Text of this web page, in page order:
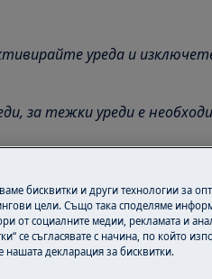
уреда и
за тежки уреди е
обувки.
или непрофесионалният
ако не бъдат направени
за перилен препарат
бисквитки и други технологии за
цели. Също така споделяме
от социалните медии, рекламата и
се съгласявате с начина, по който
нашата декларация за бисквитки.